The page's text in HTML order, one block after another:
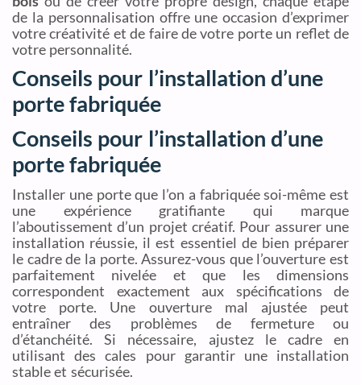
de la personnalisation offre une occasion d’exprimer
votre créativité et de faire de votre porte un reflet de
votre personnalité.
Conseils pour l’installation d’une
porte fabriquée
Conseils pour l’installation d’une
porte fabriquée
Installer une porte que l’on a fabriquée soi-même est
une expérience gratifiante qui marque
l’aboutissement d’un projet créatif. Pour assurer une
installation réussie, il est essentiel de bien préparer
le cadre de la porte. Assurez-vous que l’ouverture est
parfaitement nivelée et que les dimensions
correspondent exactement aux spécifications de
votre porte. Une ouverture mal ajustée peut
entraîner des problèmes de fermeture ou
d’étanchéité. Si nécessaire, ajustez le cadre en
utilisant des cales pour garantir une installation
stable et sécurisée.